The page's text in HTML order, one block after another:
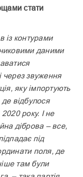
стати
із контурами
даними
через звуження
яку імпортують
відбулося
року. І не
діброва – все,
під
поля, де
там були